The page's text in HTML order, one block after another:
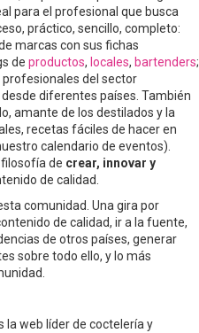
para el profesional que busca
práctico, sencillo, completo:
marcas con sus fichas
de productos, locales, bartenders;
profesionales del sector
diferentes países. También
amante de los destilados y la
recetas fáciles de hacer en
calendario de eventos).
de crear, innovar y
de calidad.
comunidad. Una gira por
de calidad, ir a la fuente,
de otros países, generar
sobre todo ello, y lo más
la web líder de coctelería y